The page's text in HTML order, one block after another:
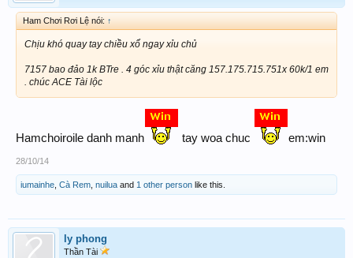
Ham Chơi Rơi Lệ nói: ↑
Chịu khó quay tay chiều xổ ngay xỉu chủ
7157 bao đảo 1k BTre . 4 góc xỉu thật căng 157.175.715.751x 60k/1 em
. chúc ACE Tài lộc
Hamchoiroile danh manh tay woa chuc em:win
28/10/14
iumainhe Cà Rem nuilua and 1 other person like this.
ly phong
Thần Tài